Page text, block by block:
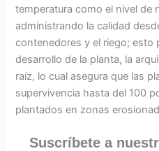
temperatura como el nivel de
administrando la calidad
contenedores y el riego; esto
desarrollo de la planta, la
raíz, lo cual asegura que las
supervivencia hasta del 100
plantados en zonas
Suscríbete a